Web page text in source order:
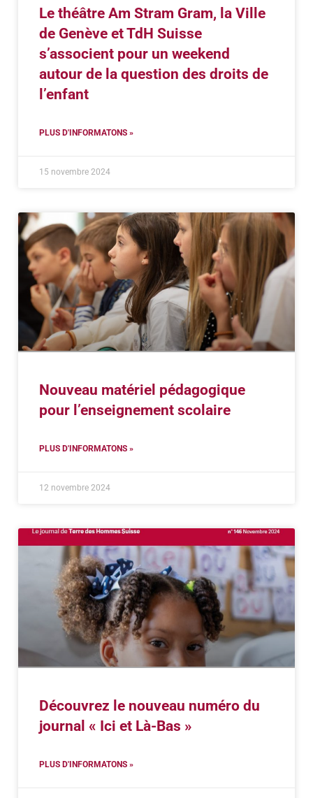
Le théâtre Am Stram Gram, la Ville
de Genève et TdH Suisse
s’associent pour un weekend
autour de la question des droits de
l’enfant
PLUS D'INFORMATONS »
15 novembre 2024
Nouveau matériel pédagogique
pour l’enseignement scolaire
PLUS D'INFORMATONS »
12 novembre 2024
Découvrez le nouveau numéro du
journal « Ici et Là-Bas »
PLUS D'INFORMATONS »